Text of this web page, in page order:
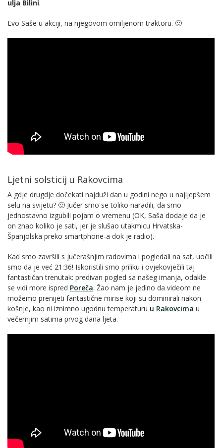
ulja Bilini.
Evo Saše u akciji, na njegovom omiljenom traktoru. 🙂
Ljetni solsticij u Rakovcima
A gdje drugdje dočekati najduži dan u godini nego u najljepšem
selu na svijetu? 🙂 Jučer smo se toliko naradili, da smo
jednostavno izgubili pojam o vremenu (OK, Saša dodaje da je
on znao koliko je sati, jer je slušao utakmicu Hrvatska-
Španjolska preko smartphone-a dok je radio).
Kad smo završili s jučerašnjim radovima i pogledali na sat, uočili
smo da je već 21:36! Iskoristili smo priliku i ovjekovječili taj
fantastičan trenutak: predivan pogled sa našeg imanja, odakle
se vidi more ispred Poreča. Žao nam je jedino da videom ne
možemo prenijeti fantastične mirise koji su dominirali nakon
košnje, kao ni iznimno ugodnu temperaturu u Rakovcima u
večernjim satima prvog dana ljeta.